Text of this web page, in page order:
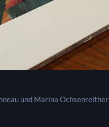
und Marina Ochsenreither